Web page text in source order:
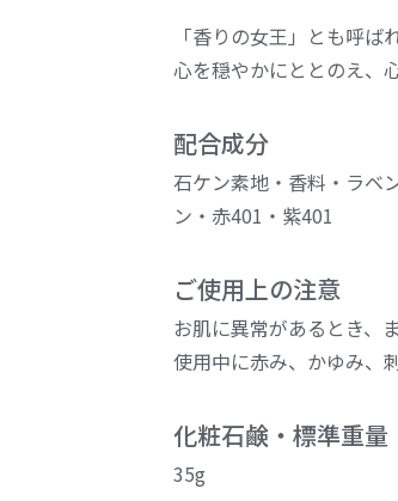
「香りの女王」とも呼ば
心を穏やかにととのえ、
配合成分
石ケン素地・香料・ラベ
ン・赤401・紫401
ご使用上の注意
お肌に異常があるとき、
使用中に赤み、かゆみ、
化粧石鹸・標準重量
35g